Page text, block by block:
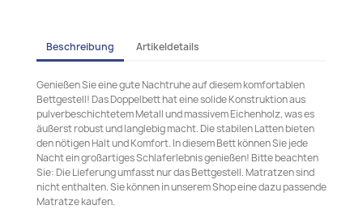
Beschreibung Artikeldetails
Genießen Sie eine gute Nachtruhe auf diesem komfortablen
Bettgestell! Das Doppelbett hat eine solide Konstruktion aus
pulverbeschichtetem Metall und massivem Eichenholz, was es
äußerst robust und langlebig macht. Die stabilen Latten bieten
den nötigen Halt und Komfort. In diesem Bett können Sie jede
Nacht ein großartiges Schlaferlebnis genießen! Bitte beachten
Sie: Die Lieferung umfasst nur das Bettgestell. Matratzen sind
nicht enthalten. Sie können in unserem Shop eine dazu passende
Matratze kaufen.